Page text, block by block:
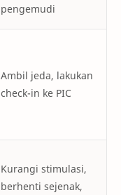
pengemudi
Ambil jeda, lakukan
check-in ke PIC
Kurangi stimulasi,
berhenti sejenak,